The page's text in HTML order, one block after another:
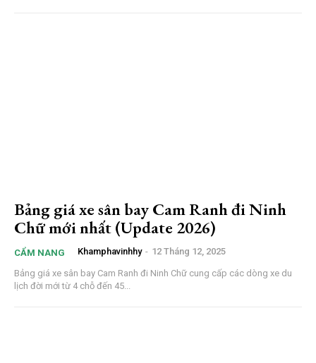
Bảng giá xe sân bay Cam Ranh đi Ninh
Chữ mới nhất (Update 2026)
CẨM NANG Khamphavinhhy - 12 Tháng 12, 2025
Bảng giá xe sân bay Cam Ranh đi Ninh Chữ cung cấp các dòng xe du
lịch đời mới từ 4 chỗ đến 45...